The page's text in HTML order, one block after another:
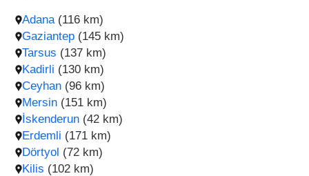
Adana (116 km)
Mersin (151 km)
Gaziantep (145 km)
İskenderun (42 km)
Tarsus (137 km)
Erdemli (171 km)
Kadirli (130 km)
Dörtyol (72 km)
Ceyhan (96 km)
Kilis (102 km)